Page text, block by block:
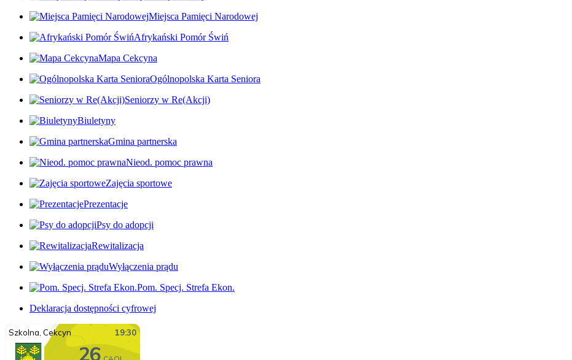
Miejsca Pamięci Narodowej
Afrykański Pomór Świń
Mapa Cekcyna
Ogólnopolska Karta Seniora
Seniorzy w Re(Akcji)
Biuletyny
Gmina partnerska
Nieod. pomoc prawna
Zajęcia sportowe
Prezentacje
Psy do adopcji
Rewitalizacja
Wyłączenia prądu
Pom. Specj. Strefa Ekon.
Deklaracja dostępności cyfrowej